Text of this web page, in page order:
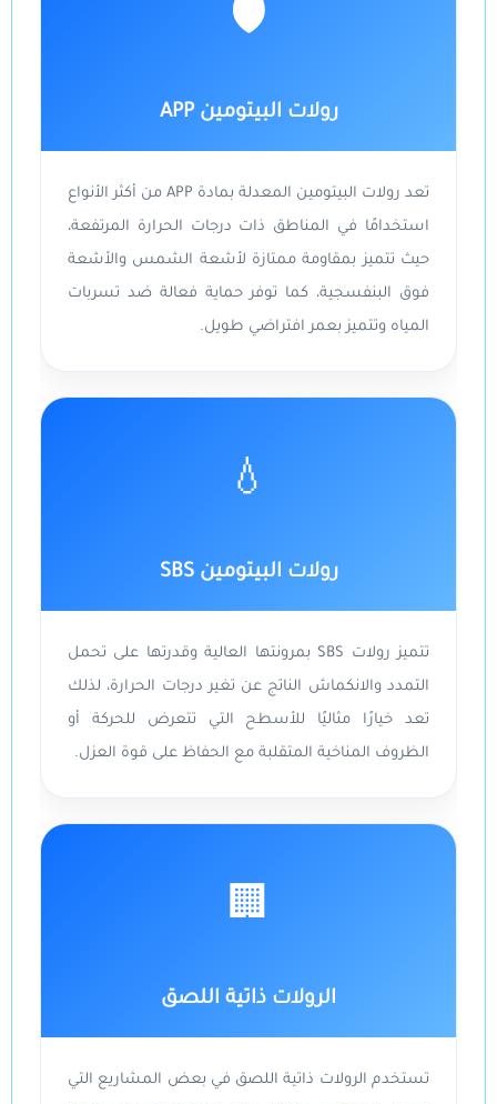
🛡️
رولات البيتومين APP
تعد رولات البيتومين المعدلة بمادة APP من أكثر الأنواع
استخدامًا في المناطق ذات درجات الحرارة المرتفعة،
حيث تتميز بمقاومة ممتازة لأشعة الشمس والأشعة
فوق البنفسجية، كما توفر حماية فعالة ضد تسربات
المياه وتتميز بعمر افتراضي طويل.
💧
رولات البيتومين SBS
تتميز رولات SBS بمرونتها العالية وقدرتها على تحمل
التمدد والانكماش الناتج عن تغير درجات الحرارة، لذلك
تعد خيارًا مثاليًا للأسطح التي تتعرض للحركة أو
الظروف المناخية المتقلبة مع الحفاظ على قوة العزل.
🏢
الرولات ذاتية اللصق
تستخدم الرولات ذاتية اللصق في بعض المشاريع التي